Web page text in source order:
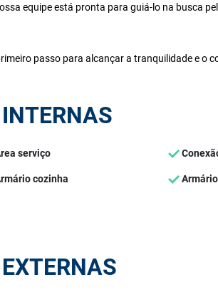
equipe está pronta para guiá-lo na busca
passo para alcançar a tranquilidade e o
serviço
cozinha